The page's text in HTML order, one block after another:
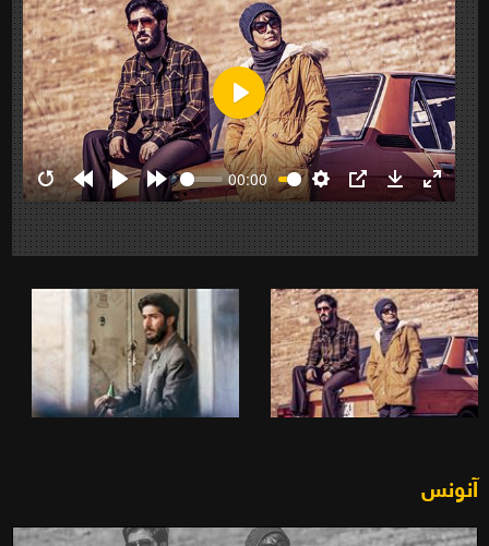
RestartRewind
10s
Play Forward
10s
00:00
Settings
PIP Download
Enter
Play
آنونس